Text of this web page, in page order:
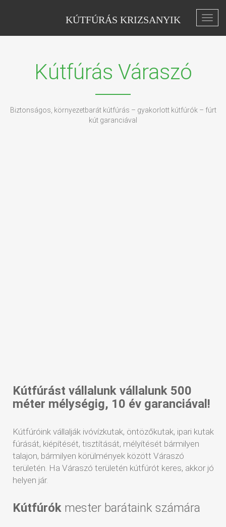
KÚTFÚRÁS KRIZSANYIK
Kútfúrás Váraszó
Biztonságos, környezetbarát kútfúrás – gyakorlott kútfúrók – fúrt
kút garanciával
Kútfúrást vállalunk vállalunk 500
méter mélységig, 10 év garanciával!
Kútfúróink vállalják ivóvízkutak, öntözőkutak, ipari kutak
fúrását, kiépítését, tisztítását, mélyítését bármilyen
talajon, bármilyen körülmények között Váraszó
területén. Ha Váraszó területén kútfúrót keres, akkor jó
helyen jár.
Kútfúrók mester barátaink számára